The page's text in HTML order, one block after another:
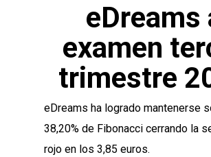
eDreams
examen
trimestre
eDreams ha logrado mantenerse
38,20% de Fibonacci cerrando la
rojo en los 3,85 euros.